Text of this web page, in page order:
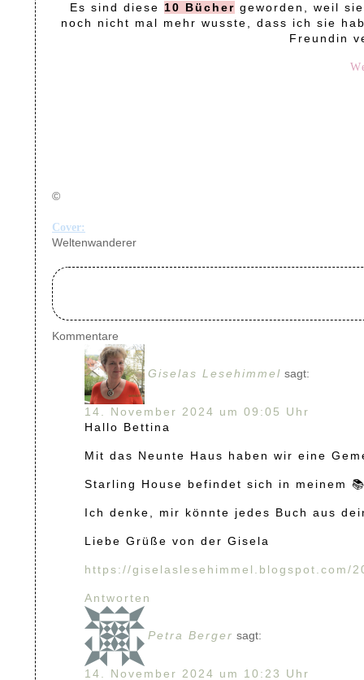
Es sind diese 10 Bücher geworden, weil
noch nicht mal mehr wusste, dass ich sie
Freundin
©
Cover:
Weltenwanderer
Kommentare
Giselas Lesehimmel sagt:
14. November 2024 um 09:05 Uhr
Hallo Bettina
Mit das Neunte Haus haben wir eine
Starling House befindet sich in meinem
Ich denke, mir könnte jedes Buch aus
Liebe Grüße von der Gisela
https://giselaslesehimmel.blogspot.com/
Antworten
Petra Berger sagt:
14. November 2024 um 10:23 Uhr